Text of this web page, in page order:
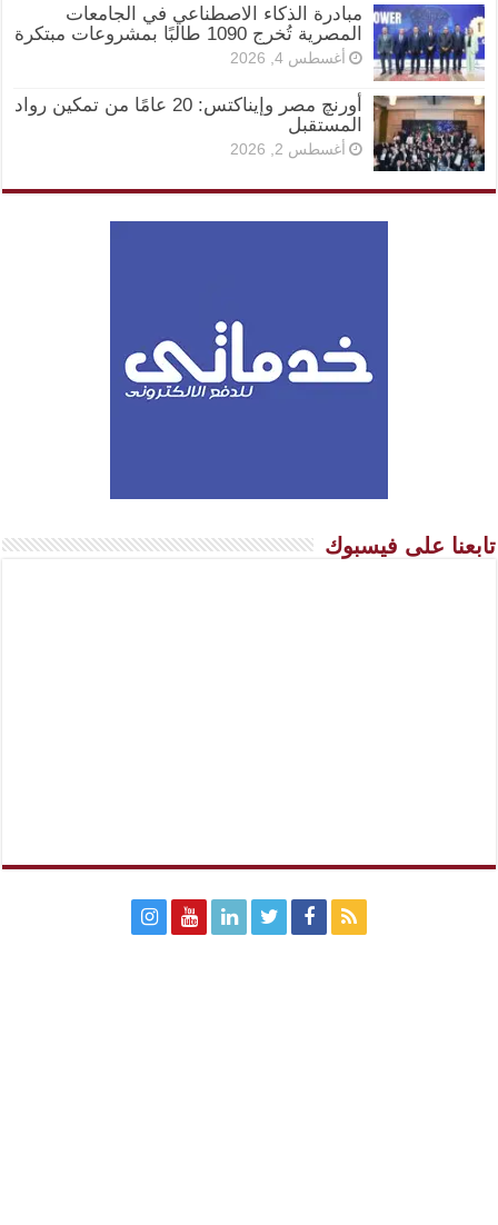
مبادرة الذكاء الاصطناعي في الجامعات
المصرية تُخرج 1090 طالبًا بمشروعات مبتكرة
أغسطس 4, 2026
أورنچ مصر وإيناكتس: 20 عامًا من تمكين رواد
المستقبل
أغسطس 2, 2026
تابعنا على فيسبوك